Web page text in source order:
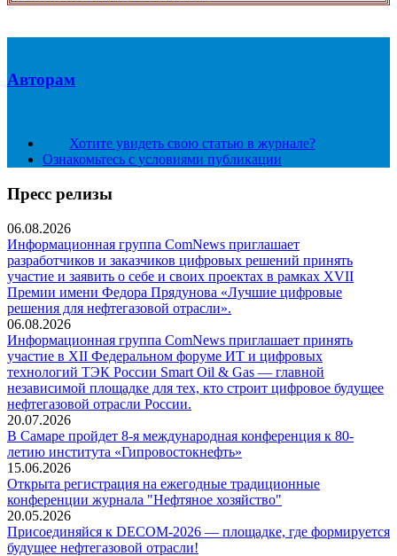
Авторам
Хотите увидеть свою статью в журнале?
Ознакомьтесь с условиями публикации
Пресс релизы
06.08.2026
Информационная группа ComNews приглашает
разработчиков и заказчиков цифровых решений принять
участие и заявить о себе и своих проектах в рамках XVII
Премии имени Федора Прядунова «Лучшие цифровые
решения для нефтегазовой отрасли».
06.08.2026
Информационная группа ComNews приглашает принять
участие в XII Федеральном форуме ИТ и цифровых
технологий ТЭК России Smart Oil & Gas — главной
независимой площадке для тех, кто строит цифровое будущее
нефтегазовой отрасли России.
20.07.2026
В Самаре пройдет 8-я международная конференция к 80-
летию института «Гипровостокнефть»
15.06.2026
Открыта регистрация на ежегодные традиционные
конференции журнала "Нефтяное хозяйство"
20.05.2026
Присоединяйся к DECOM-2026 — площадке, где формируется
будущее нефтегазовой отрасли!